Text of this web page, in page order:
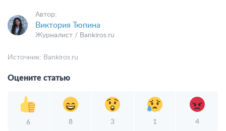
Автор:
Виктория Тюпина
Журналист / Bankiros.ru
Источник: Bankiros.ru
Оцените статью
6 8 3 1 4